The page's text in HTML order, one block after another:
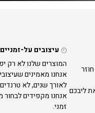
ליבכם
עיצובים על-זמניים
המוצרים שלנו לא רק
אנחנו מאמינים
לאורך שנים, לא
אנחנו מקפידים לבחור
זמני.